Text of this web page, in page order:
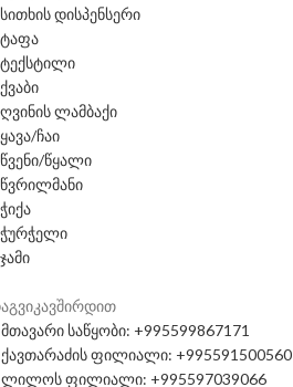
სითხის დისპენსერი
ტაფა
ტექსტილი
ქვაბი
ღვინის ლამბაქი
ყავა/ჩაი
წვენი/წყალი
წვრილმანი
ჭიქა
ჭურჭელი
ჯამი
მთავარი საწყობი: +995599867171
ქავთარაძის ფილიალი: +995591500560
ლილოს ფილიალი: +995597039066